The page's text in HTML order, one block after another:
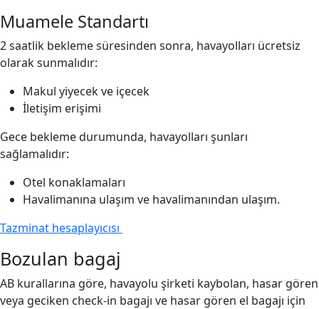
Muamele Standartı
2 saatlik bekleme süresinden sonra, havayolları ücretsiz
olarak sunmalıdır:
Makul yiyecek ve içecek
İletişim erişimi
Gece bekleme durumunda, havayolları şunları
sağlamalıdır:
Otel konaklamaları
Havalimanına ulaşım ve havalimanından ulaşım.
Tazminat hesaplayıcısı
Bozulan bagaj
AB kurallarına göre, havayolu şirketi kaybolan, hasar gören
veya geciken check-in bagajı ve hasar gören el bagajı için